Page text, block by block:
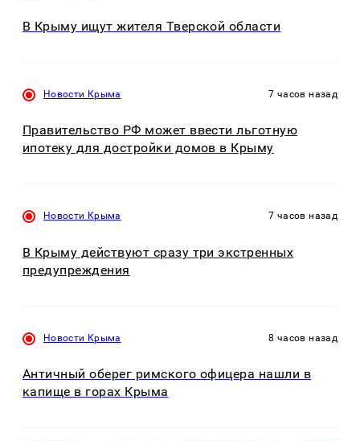
В Крыму ищут жителя Тверской области
Новости Крыма 7 часов назад
Правительство РФ может ввести льготную
ипотеку для достройки домов в Крыму
Новости Крыма 7 часов назад
В Крыму действуют сразу три экстренных
предупреждения
Новости Крыма 8 часов назад
Античный оберег римского офицера нашли в
капище в горах Крыма